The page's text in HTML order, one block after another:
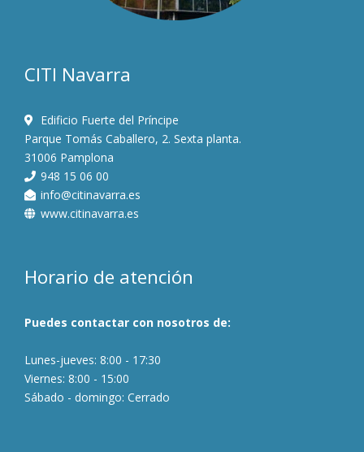
CITI Navarra
Edificio Fuerte del Príncipe
Parque Tomás Caballero, 2. Sexta planta.
31006 Pamplona
948 15 06 00
info@citinavarra.es
www.citinavarra.es
Horario de atención
Puedes contactar con nosotros de:
Lunes-jueves: 8:00 - 17:30
Viernes: 8:00 - 15:00
Sábado - domingo: Cerrado